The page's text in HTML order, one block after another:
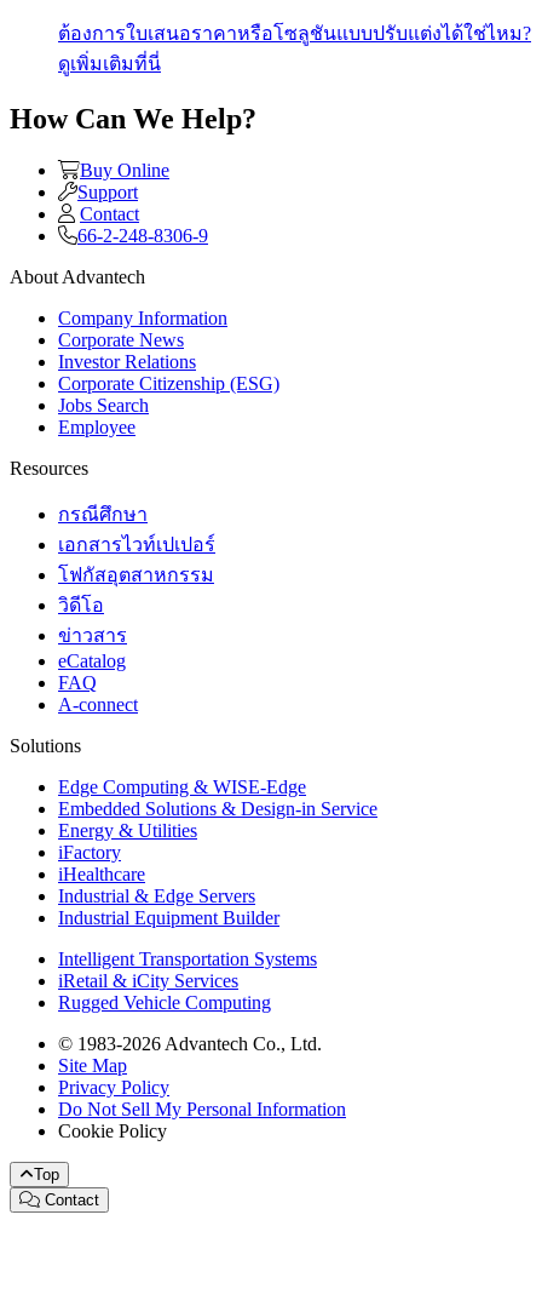
ต้องการใบเสนอราคาหรือโซลูชันแบบปรับแต่งได้ใช่ไหม?
ดูเพิ่มเติมที่นี่
How Can We Help?
Buy Online
Support
Contact
66-2-248-8306-9
About Advantech
Company Information
Corporate News
Investor Relations
Corporate Citizenship (ESG)
Jobs Search
Employee
Resources
กรณีศึกษา
เอกสารไวท์เปเปอร์
โฟกัสอุตสาหกรรม
วิดีโอ
ข่าวสาร
eCatalog
FAQ
A-connect
Solutions
Edge Computing & WISE-Edge
Embedded Solutions & Design-in Service
Energy & Utilities
iFactory
iHealthcare
Industrial & Edge Servers
Industrial Equipment Builder
Intelligent Transportation Systems
iRetail & iCity Services
Rugged Vehicle Computing
© 1983-2026 Advantech Co., Ltd.
Site Map
Privacy Policy
Do Not Sell My Personal Information
Cookie Policy
Top
Contact